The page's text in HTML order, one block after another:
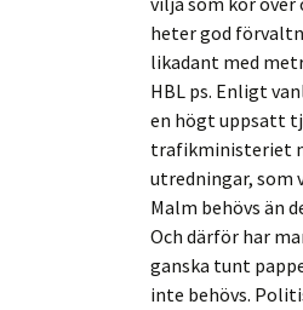
heter god
likadant med
HBL ps. Enligt
en högt uppsatt
trafikministeriet
utredningar, som
Malm behövs än
Och därför har
ganska tunt
inte behövs.